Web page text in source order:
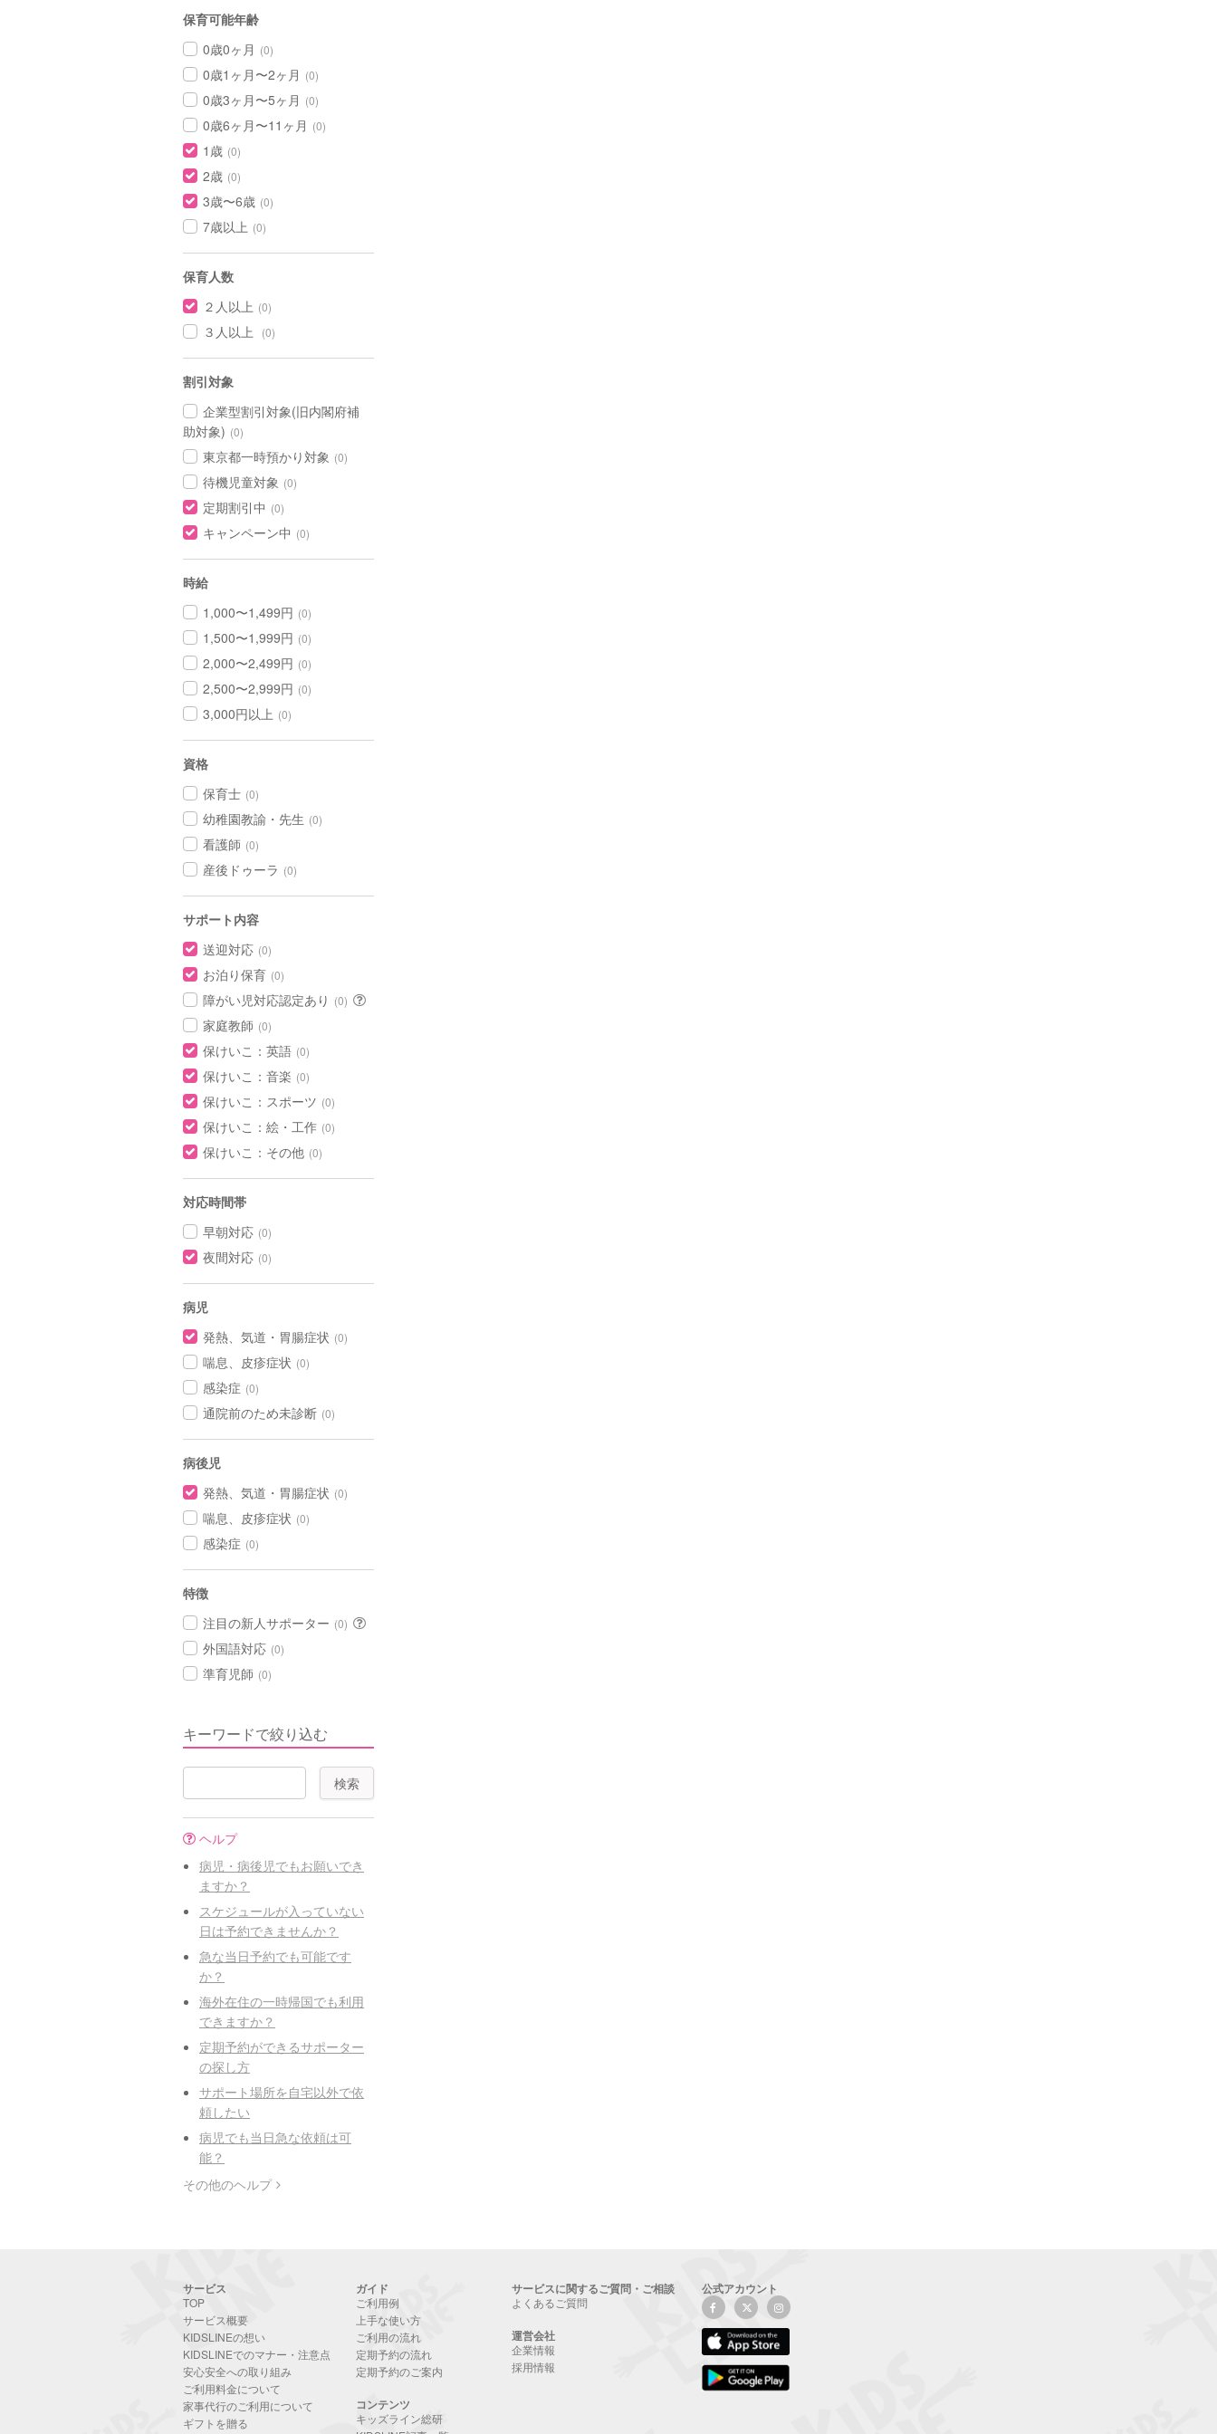
保育可能年齢
0歳0ヶ月 (0)
0歳1ヶ月〜2ヶ月 (0)
0歳3ヶ月〜5ヶ月 (0)
0歳6ヶ月〜11ヶ月 (0)
1歳 (0)
2歳 (0)
3歳〜6歳 (0)
7歳以上 (0)
保育人数
２人以上 (0)
３人以上 (0)
割引対象
企業型割引対象(旧内閣府補
助対象) (0)
東京都一時預かり対象 (0)
待機児童対象 (0)
定期割引中 (0)
キャンペーン中 (0)
時給
1,000〜1,499円 (0)
1,500〜1,999円 (0)
2,000〜2,499円 (0)
2,500〜2,999円 (0)
3,000円以上 (0)
資格
保育士 (0)
幼稚園教諭・先生 (0)
看護師 (0)
産後ドゥーラ (0)
サポート内容
送迎対応 (0)
お泊り保育 (0)
障がい児対応認定あり (0)
家庭教師 (0)
保けいこ：英語 (0)
保けいこ：音楽 (0)
保けいこ：スポーツ (0)
保けいこ：絵・工作 (0)
保けいこ：その他 (0)
対応時間帯
早朝対応 (0)
夜間対応 (0)
病児
発熱、気道・胃腸症状 (0)
喘息、皮疹症状 (0)
感染症 (0)
通院前のため未診断 (0)
病後児
発熱、気道・胃腸症状 (0)
喘息、皮疹症状 (0)
感染症 (0)
特徴
注目の新人サポーター (0)
外国語対応 (0)
準育児師 (0)
キーワードで絞り込む
ヘルプ
病児・病後児でもお願いでき
ますか？
スケジュールが入っていない
日は予約できませんか？
急な当日予約でも可能です
か？
海外在住の一時帰国でも利用
できますか？
定期予約ができるサポーター
の探し方
サポート場所を自宅以外で依
頼したい
病児でも当日急な依頼は可
能？
その他のヘルプ
サービス
TOP
サービス概要
KIDSLINEの想い
KIDSLINEでのマナー・注意点
安心安全への取り組み
ご利用料金について
家事代行のご利用について
ギフトを贈る
ガイド
ご利用例
上手な使い方
ご利用の流れ
定期予約の流れ
定期予約のご案内
コンテンツ
キッズライン総研
サービスに関するご質問・ご相談
よくあるご質問
運営会社
企業情報
採用情報
公式アカウント